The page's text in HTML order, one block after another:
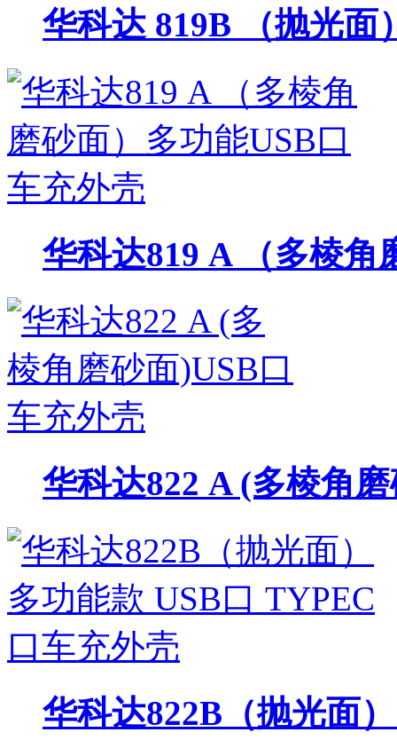
华科达 819B （抛光面
华科达819 A （多棱角
华科达822 A (多棱角
华科达822B（抛光面